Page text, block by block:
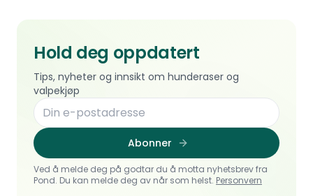
Hold deg oppdatert
Tips, nyheter og innsikt om hunderaser og
valpekjøp
Abonner
Ved å melde deg på godtar du å motta nyhetsbrev fra
Pond. Du kan melde deg av når som helst. Personvern